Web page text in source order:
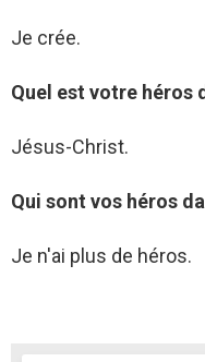
Je crée.
Quel est votre héros
Jésus-Christ.
Qui sont vos héros
Je n'ai plus de héros.